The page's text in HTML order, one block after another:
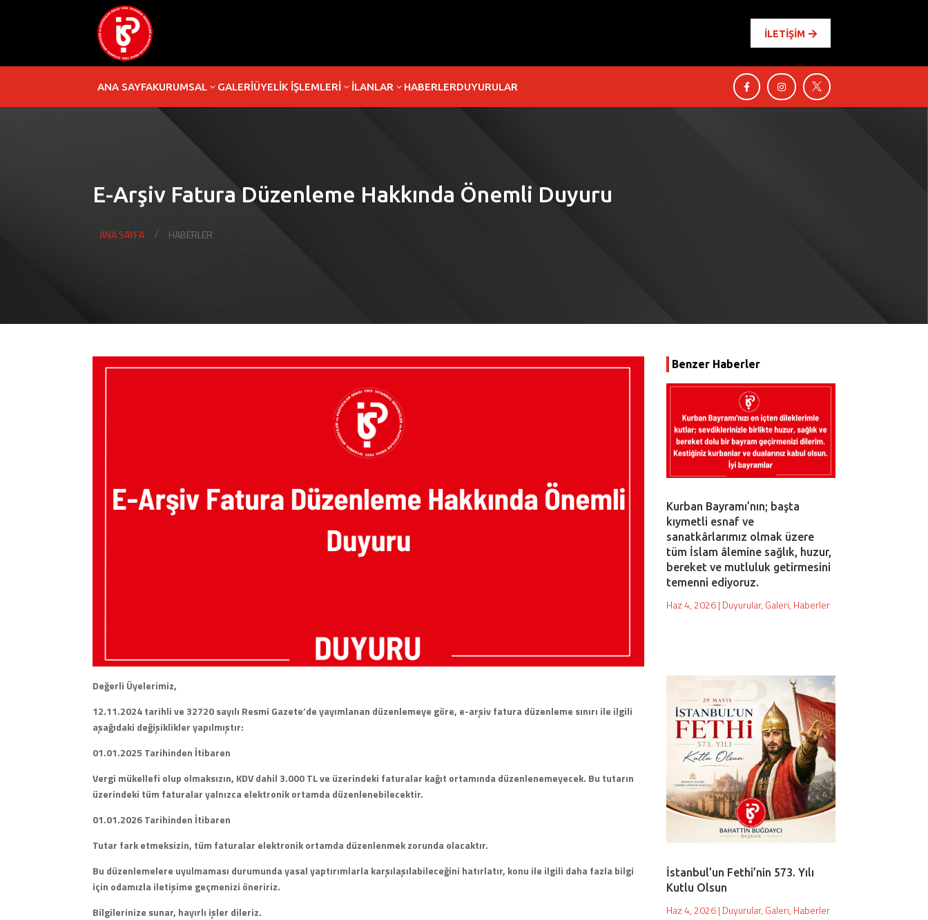
İLETİŞİM 
ANA SAYFAKURUMSAL 3 GALERİÜYELİK İŞLEMLERİ3 İLANLAR 3 HABERLERDUYURULAR   
E-Arşiv Fatura Düzenleme Hakkında Önemli Duyuru
ANA SAYFA / HABERLER
Değerli Üyelerimiz,
12.11.2024 tarihli ve 32720 sayılı Resmi Gazete’de yayımlanan düzenlemeye göre, e-arşiv fatura düzenleme sınırı ile ilgili
aşağıdaki değişiklikler yapılmıştır:
01.01.2025 Tarihinden İtibaren
Vergi mükellefi olup olmaksızın, KDV dahil 3.000 TL ve üzerindeki faturalar kağıt ortamında düzenlenemeyecek. Bu tutarın
üzerindeki tüm faturalar yalnızca elektronik ortamda düzenlenebilecektir.
01.01.2026 Tarihinden İtibaren
Tutar fark etmeksizin, tüm faturalar elektronik ortamda düzenlenmek zorunda olacaktır.
Bu düzenlemelere uyulmaması durumunda yasal yaptırımlarla karşılaşılabileceğini hatırlatır, konu ile ilgili daha fazla bilgi
için odamızla iletişime geçmenizi öneririz.
Bilgilerinize sunar, hayırlı işler dileriz.
Benzer Haberler
Kurban Bayramı’nın; başta
kıymetli esnaf ve
sanatkârlarımız olmak üzere
tüm İslam âlemine sağlık, huzur,
bereket ve mutluluk getirmesini
temenni ediyoruz.
Haz 4, 2026| Duyurular, Galeri, Haberler
İstanbul’un Fethi’nin 573. Yılı
Kutlu Olsun
Haz 4, 2026| Duyurular, Galeri, Haberler